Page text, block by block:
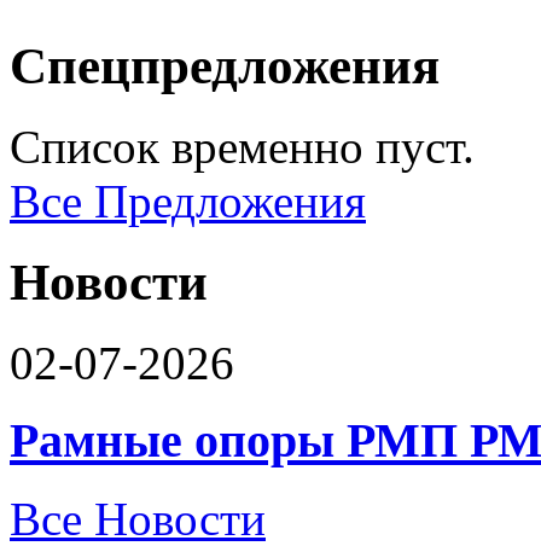
Спецпредложения
Список временно пуст.
Все Предложения
Новости
02-07-2026
Рамные опоры РМП
Все Новости